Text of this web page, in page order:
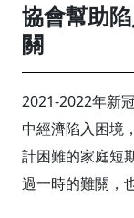
協會幫助
關
2021-2022年新
中經濟陷入困境
計困難的家庭短
過一時的難關，